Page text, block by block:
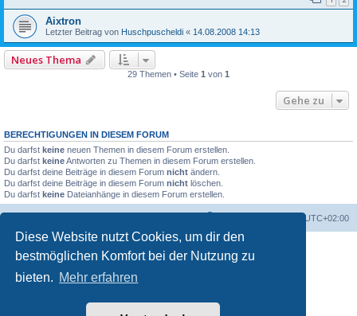
Diese Website nutzt Cookies, um dir den
bestmöglichen Komfort bei der Nutzung zu
bieten. Mehr erfahren
Aixtron
Letzter Beitrag von Huschpuscheldi « 14.08.2008 14:13
Neues Thema
29 Themen • Seite 1 von 1
Gehe zu
BERECHTIGUNGEN IN DIESEM FORUM
Du darfst keine neuen Themen in diesem Forum erstellen.
Du darfst keineAntworten zu Themen in diesem Forum erstellen.
Du darfst deine Beiträge in diesem Forum nicht ändern.
Du darfst deine Beiträge in diesem Forum nicht löschen.
Du darfst keine Dateianhänge in diesem Forum erstellen.
UTC+02:00